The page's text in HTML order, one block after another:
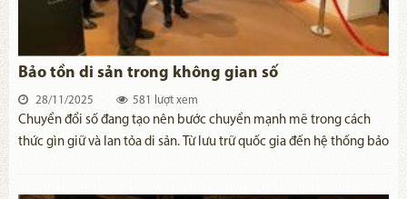
Bảo tồn di sản trong không gian số
28/11/2025 581 lượt xem
Chuyển đổi số đang tạo nên bước chuyển mạnh mẽ trong cách
thức gìn giữ và lan tỏa di sản. Từ lưu trữ quốc gia đến hệ thống bảo